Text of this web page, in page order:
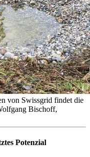
von Swissgrid findet die
Bischoff,
Potenzial